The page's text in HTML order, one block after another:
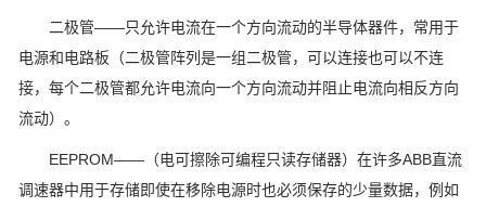
二极管——只允许电流在一个方向流动的半导体器件，常用于
电源和电路板（二极管阵列是一组二极管，可以连接也可以不连
接，每个二极管都允许电流向一个方向流动并阻止电流向相反方向
流动）。
EEPROM——（电可擦除可编程只读存储器）在许多ABB直流
调速器中用于存储即使在移除电源时也必须保存的少量数据，例如